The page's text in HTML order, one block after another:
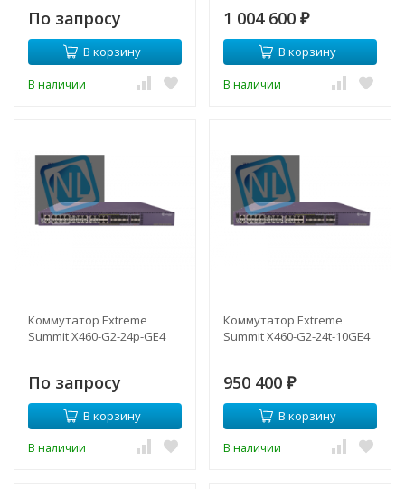
По запросу
В корзину
В наличии
1 004 600 ₽
В корзину
В наличии
Коммутатор Extreme
Summit X460-G2-24p-GE4
По запросу
В корзину
В наличии
Коммутатор Extreme
Summit X460-G2-24t-10GE4
950 400 ₽
В корзину
В наличии